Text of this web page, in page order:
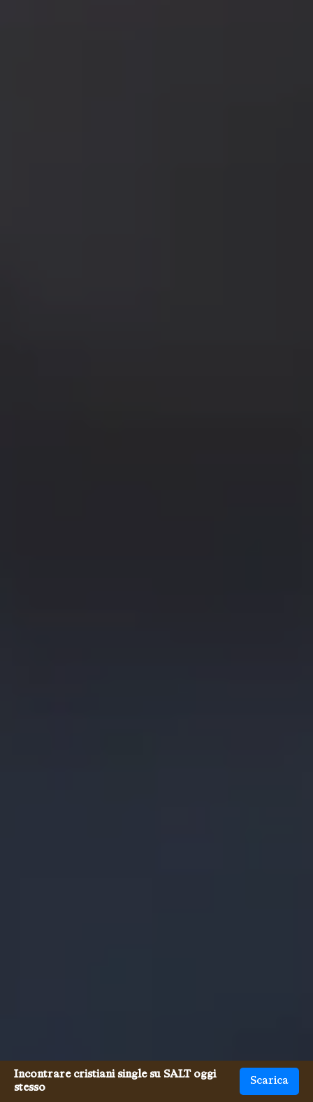
Incontrare cristiani single su SALT oggi
stesso
Scarica